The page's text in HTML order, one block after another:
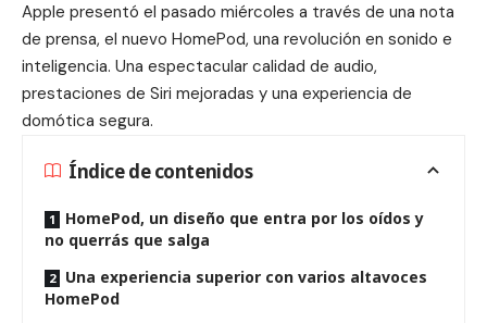
Apple presentó el pasado miércoles a través de una nota
de prensa, el nuevo HomePod, una revolución en sonido e
inteligencia. Una espectacular calidad de audio,
prestaciones de Siri mejoradas y una experiencia de
domótica segura.
Índice de contenidos
HomePod, un diseño que entra por los oídos y
no querrás que salga
Una experiencia superior con varios altavoces
HomePod